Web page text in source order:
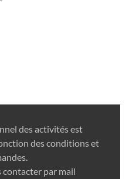
des activités est
des conditions et
contacter par mail